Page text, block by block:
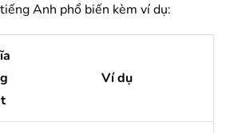
Anh phổ biến kèm ví dụ:
Ví dụ